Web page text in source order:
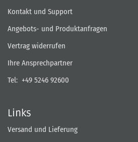
Kontakt und Support
Angebots- und Produktanfragen
Vertrag widerrufen
Ihre Ansprechpartner
Tel: +49 5246 92600
Links
Versand und Lieferung